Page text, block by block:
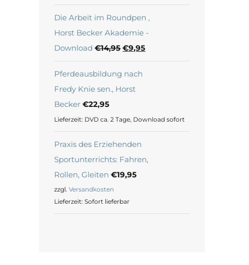
Die Arbeit im Roundpen ,
Horst Becker Akademie -
Download €14,95Ursprünglicher
Preis
war:
€14,95
€9,95Aktueller
Preis
Pferdeausbildung nach
Fredy Knie sen., Horst
Becker €22,95
Lieferzeit: DVD ca. 2 Tage, Download sofort
Praxis des Erziehenden
Sportunterrichts: Fahren,
Rollen, Gleiten €19,95
zzgl.Versandkosten
Lieferzeit:Sofort lieferbar